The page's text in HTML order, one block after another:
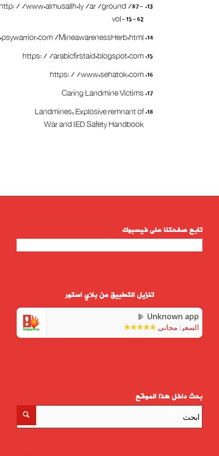
www.almusallh.ly/ar/ground/87-
vol-15-62
MineawarenessHerb.html
https://arabicfirstaid.blogspot.com
https://www.sehatok.com
Caring Landmine Victims
Landmines, Explosive remnant of
War and IED Safety Handbook
تابع صفحتنا على فيسبوك
تنزيل التطبيق من بلاي استور
Unknown app
السعر: مجاني
بحث داخل هذا الموقع